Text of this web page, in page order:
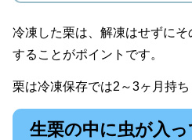
冷凍した栗は、解凍はせずに
することがポイントです。
栗は冷凍保存では2～3ヶ月持ち
生栗の中に虫が入